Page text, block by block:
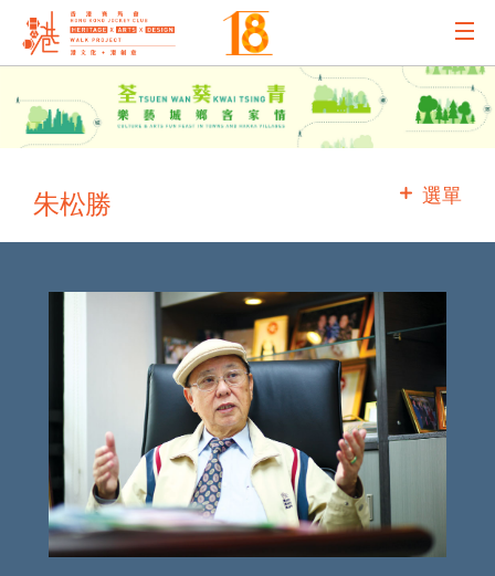
主辦機構
主要贊助
選單
朱松勝